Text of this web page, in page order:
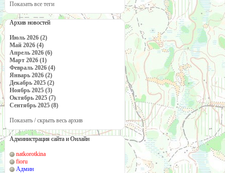
Показать все теги
Архив новостей
Июль 2026 (2)
Май 2026 (4)
Апрель 2026 (6)
Март 2026 (1)
Февраль 2026 (4)
Январь 2026 (2)
Декабрь 2025 (2)
Ноябрь 2025 (3)
Октябрь 2025 (7)
Сентябрь 2025 (8)
Показать / скрыть весь архив
Администрация сайта и Онлайн
natkorotkina
fioru
Админ